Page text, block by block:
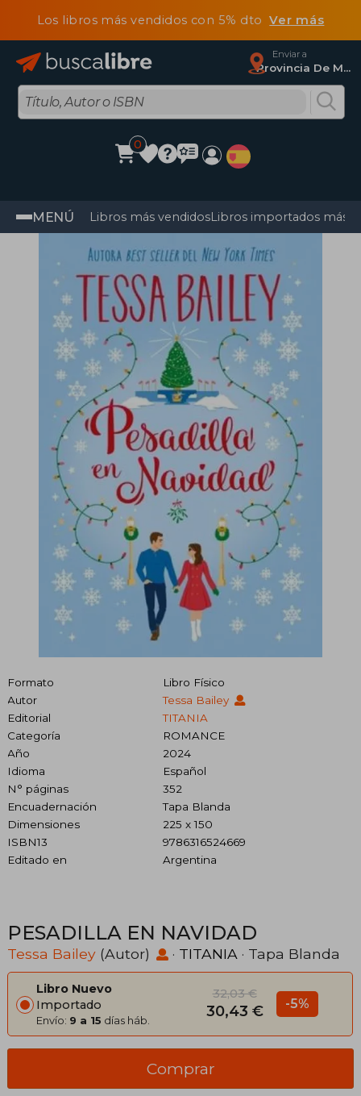
Los libros más vendidos con 5% dtoVer más
Enviar a
Provincia De Madrid
0
MENÚ Libros más vendidosLibros importados más
Formato
Libro Físico
Autor
Tessa Bailey
Editorial
TITANIA
Categoría
ROMANCE
Año
2024
Idioma
Español
N° páginas
352
Encuadernación
Tapa Blanda
Dimensiones
225 x 150
ISBN13
9786316524669
Editado en
Argentina
PESADILLA EN NAVIDAD
Tessa Bailey (Autor) · TITANIA · Tapa Blanda
Libro Nuevo
Importado
Envío: 9 a 15 días háb.
32,03 €
30,43 € -5%
Comprar